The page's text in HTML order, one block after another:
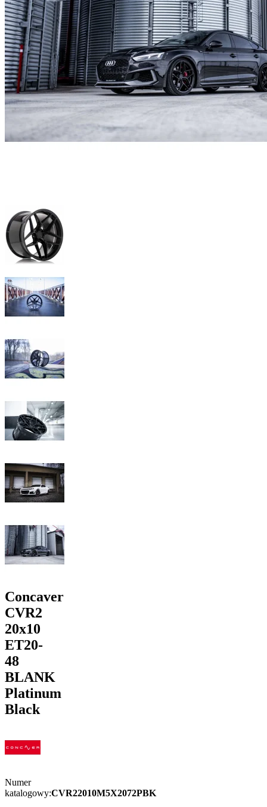
Concaver
CVR2
20x10
ET20-
48
BLANK
Platinum
Black
Numer
katalogowy:CVR22010M5X2072PBK